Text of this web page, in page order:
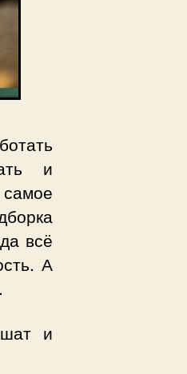
и
всё
А
и